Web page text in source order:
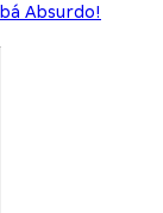
Absurdo!